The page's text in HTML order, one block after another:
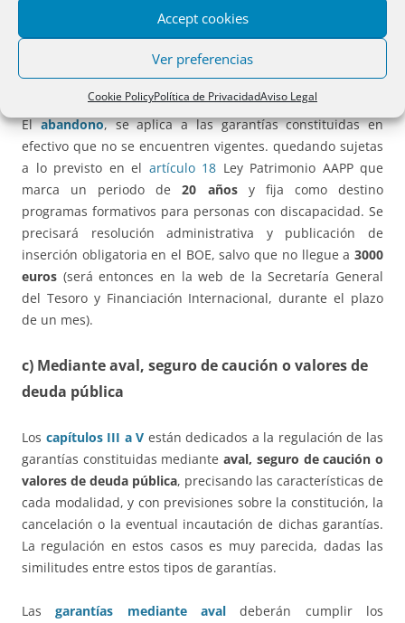
Accept cookies
Ver preferencias
Cookie PolicyPolítica de PrivacidadAviso Legal
comenzará a computarse el plazo de prescripción
establecido en elartículo 25de la Ley 47/2003, de 26 de
noviembre, General Presupuestaria (
declarada expresamente, tras expediente administrativo.
Elabandono, se aplica a las garantías constituidas en
efectivo que no se encuentren vigentes. quedando sujetas
a lo previsto en el artículo 18 Ley Patrimonio AAPP que
marca un periodo de20 añosy fija como destino
programas formativos para personas con discapacidad. Se
precisará resolución administrativa y publicación de
inserción obligatoria en el BOE, salvo que no llegue a 3000
euros (será entonces en la web de la Secretaría General
del Tesoro y Financiación Internacional, durante el plazo
de un mes).
c) Medianteaval, seguro de caución o valores de
deuda pública
Los capítulos III a V están dedicados a la regulación de las
garantías constituidas medianteaval, seguro de caución o
valores de deuda pública, precisando las características de
cada modalidad, y con previsiones sobre la constitución, la
cancelación o la eventual incautación de dichas garantías.
La regulación en estos casos es muy parecida, dadas las
similitudes entre estos tipos de garantías.
Lasgarantías mediante aval
deberán cumplir los